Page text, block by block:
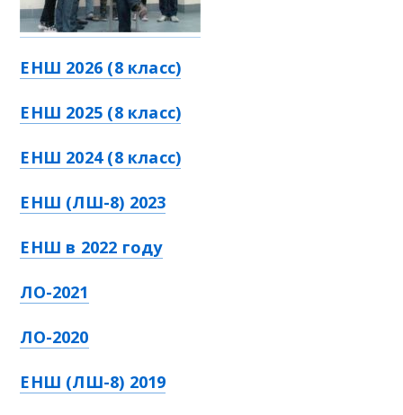
ЕНШ 2026 (8 класс)
ЕНШ 2025 (8 класс)
ЕНШ 2024 (8 класс)
ЕНШ (ЛШ-8) 2023
ЕНШ в 2022 году
ЛО-2021
ЛО-2020
ЕНШ (ЛШ-8) 2019